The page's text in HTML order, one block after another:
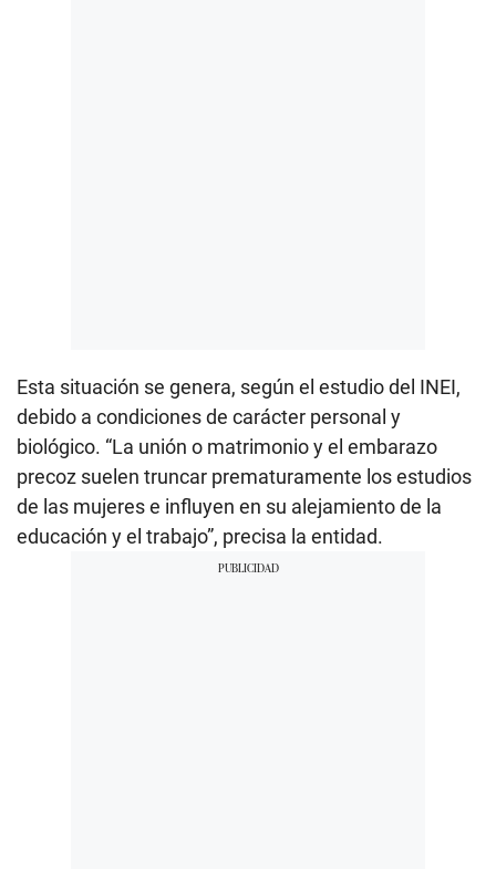
Esta situación se genera, según el estudio del INEI,
debido a condiciones de carácter personal y
biológico. “La unión o matrimonio y el embarazo
precoz suelen truncar prematuramente los estudios
de las mujeres e influyen en su alejamiento de la
educación y el trabajo”, precisa la entidad.